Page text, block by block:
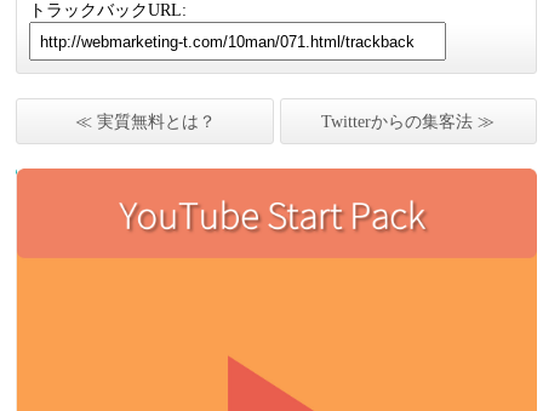
トラックバックURL:
≪ 実質無料とは？ Twitterからの集客法 ≫